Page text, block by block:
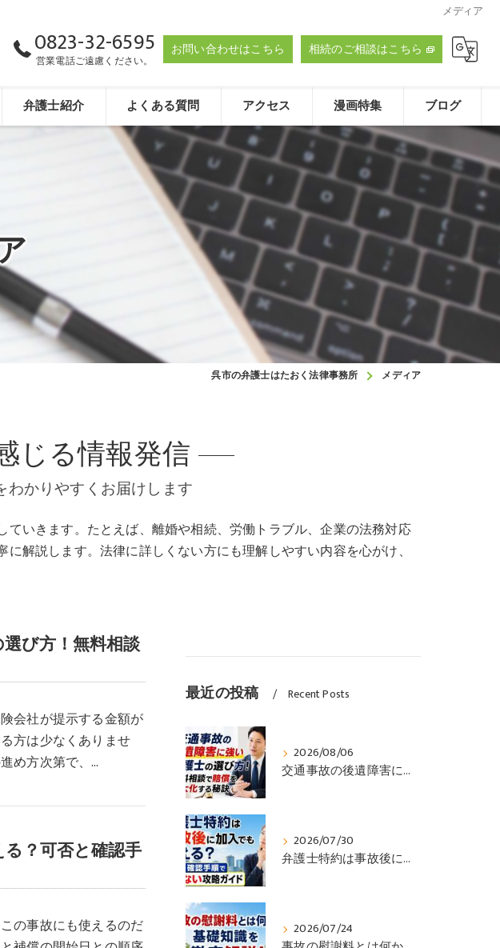
メディア
0823-32-6595
営業電話ご遠慮ください。
お問い合わせはこちら 相続のご相談はこちら
弁護士紹介 よくある質問 アクセス
たおく法律事務所
漫画特集 ブログ
呉市の弁護士はたおく法律事務所 メディア
じる情報発信
かりやすくお届けします
いきます。たとえば、離婚や相続、労働トラブル、企業の法務対応
解説します。法律に詳しくない方にも理解しやすい内容を心がけ、
び方！無料相談
会社が提示する金額が
方は少なくありませ
め方次第で、…
？可否と確認手
の事故にも使えるのだ
最近の投稿 Recent Posts
2026/08/06
交通事故の後遺障害に強い弁護士の選び方！無料相談で賠償を最大化する秘訣
2026/07/30
弁護士特約は事故後に加入でも使える？可否と確認手順で損しない攻略ガイド
2026/07/24